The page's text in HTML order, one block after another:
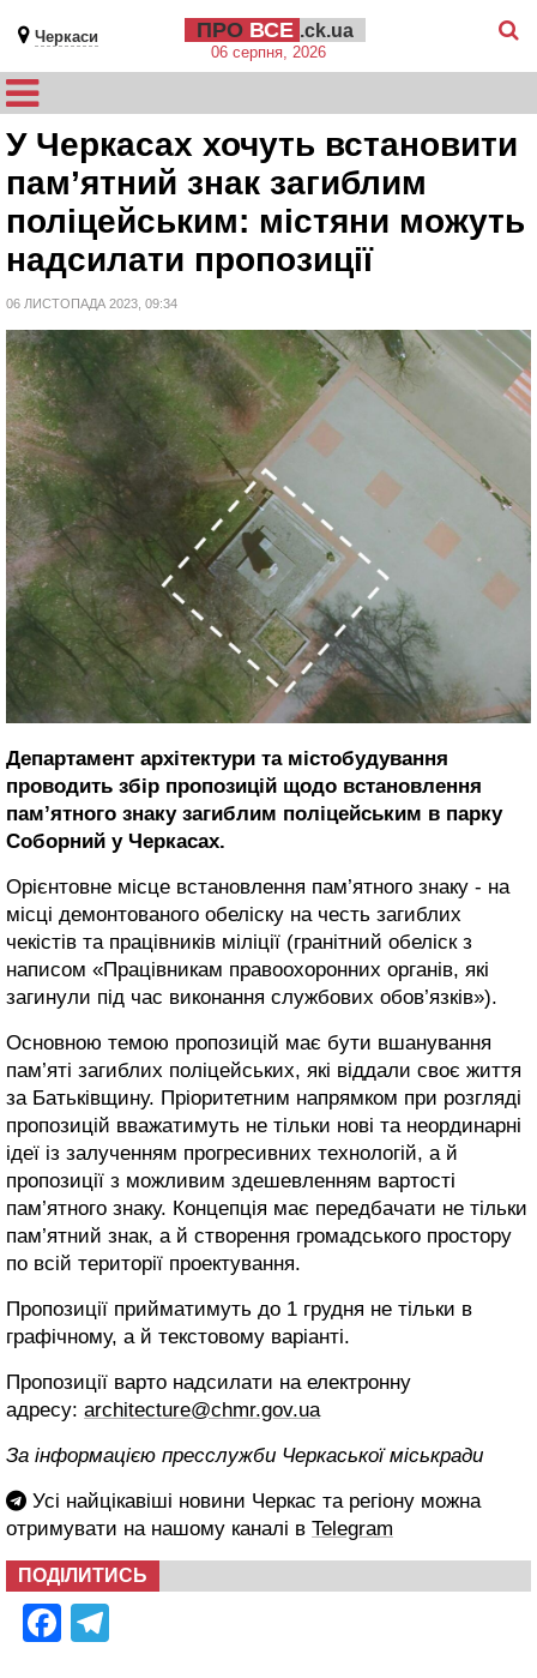
Черкаси ПРО ВСЕ .ck.ua
06 серпня, 2026
У Черкасах хочуть встановити
пам’ятний знак загиблим
поліцейським: містяни можуть
надсилати пропозиції
06 ЛИСТОПАДА 2023, 09:34
Департамент архітектури та містобудування
проводить збір пропозицій щодо встановлення
пам’ятного знаку загиблим поліцейським в парку
Соборний у Черкасах.
Орієнтовне місце встановлення пам’ятного знаку - на
місці демонтованого обеліску на честь загиблих
чекістів та працівників міліції (гранітний обеліск з
написом «Працівникам правоохоронних органів, які
загинули під час виконання службових обов’язків»).
Основною темою пропозицій має бути вшанування
пам’яті загиблих поліцейських, які віддали своє життя
за Батьківщину. Пріоритетним напрямком при розгляді
пропозицій вважатимуть не тільки нові та неординарні
ідеї із залученням прогресивних технологій, а й
пропозиції з можливим здешевленням вартості
пам’ятного знаку. Концепція має передбачати не тільки
пам’ятний знак, а й створення громадського простору
по всій території проектування.
Пропозиції прийматимуть до 1 грудня не тільки в
графічному, а й текстовому варіанті.
Пропозиції варто надсилати на електронну
адресу: architecture@chmr.gov.ua
За інформацією пресслужби Черкаської міськради
Усі найцікавіші новини Черкас та регіону можна
отримувати на нашому каналі в Telegram
ПОДІЛИТИСЬ
Facebook